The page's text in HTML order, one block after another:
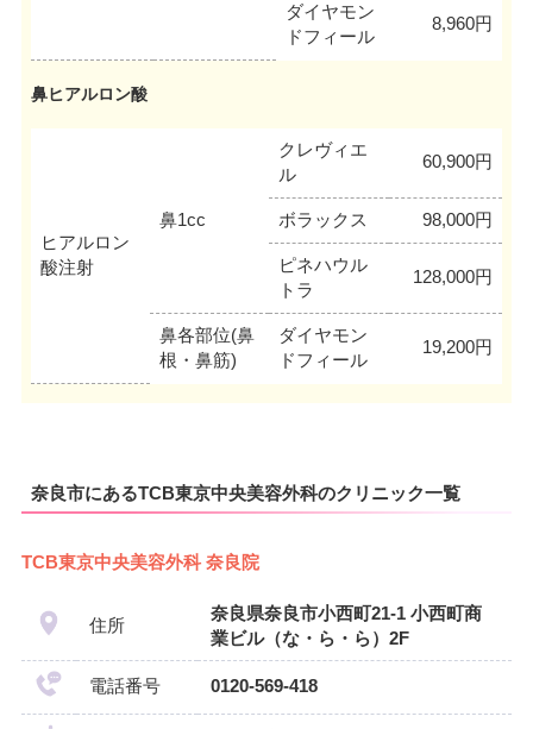
ダイヤモン
ドフィール
8,960円
鼻ヒアルロン酸
ヒアルロン
酸注射
鼻1cc
クレヴィエ
ル
60,900円
ボラックス 98,000円
ピネハウル
トラ
128,000円
鼻各部位(鼻
根・鼻筋)
ダイヤモン
ドフィール
19,200円
奈良市にあるTCB東京中央美容外科のクリニック一覧
TCB東京中央美容外科 奈良院
住所
奈良県奈良市小西町21-1 小西町商
業ビル（な・ら・ら）2F
電話番号 0120-569-418